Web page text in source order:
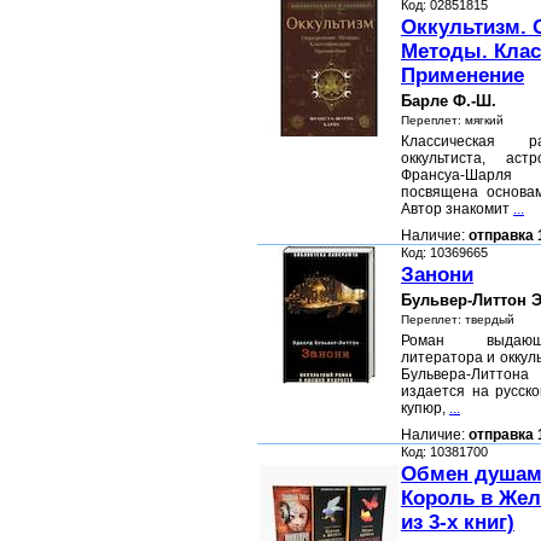
Код: 02851815
Оккультизм.
Методы.
Применение
Барле Ф.-Ш.
Переплет: мягкий
Классическая
оккультиста,
Франсуа-Шарля
посвящена
Автор знакомит ...
Наличие: отправка
Код: 10369665
Занони
Бульвер-Литтон
Переплет: твердый
Роман
литератора и
Бульвера-
издается на
купюр, ...
Наличие: отправка
Код: 10381700
Обмен
Король в
из 3-х книг)